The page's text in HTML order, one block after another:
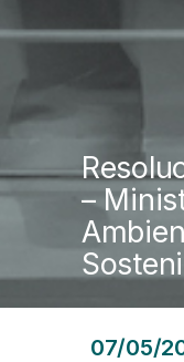
–
07/05/